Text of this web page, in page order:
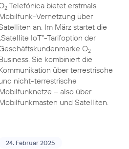
2Telefónica bietet erstmals
Vernetzung über
an. Im März startet die
IoT”-Tarifoption der
O2
Sie kombiniert die
über terrestrische
nicht-terrestrische
– also über
und Satelliten.
24. Februar 2025